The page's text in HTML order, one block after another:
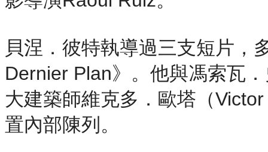
貝涅．彼特執導過三支短片，
Dernier Plan》。他與馮索瓦
大建築師維克多．歐塔（
置內部陳列。